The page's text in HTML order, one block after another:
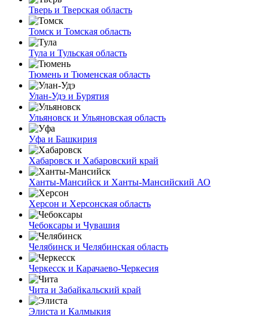
Тверь и Тверская область
Томск и Томская область
Тула и Тульская область
Тюмень и Тюменская область
Улан-Удэ и Бурятия
Ульяновск и Ульяновская область
Уфа и Башкирия
Хабаровск и Хабаровский край
Ханты-Мансийск и Ханты-Мансийский АО
Херсон и Херсонская область
Чебоксары и Чувашия
Челябинск и Челябинская область
Черкесск и Карачаево-Черкесия
Чита и Забайкальский край
Элиста и Калмыкия